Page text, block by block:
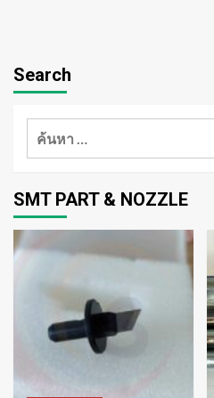
Search
ค้นหา
SMT PART & NOZZLE